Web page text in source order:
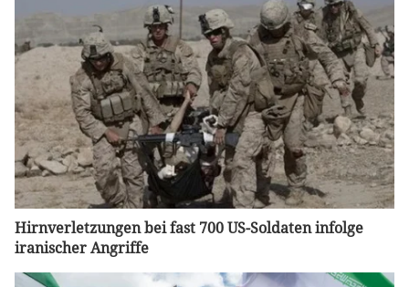
Hirnverletzungen bei fast 700 US-Soldaten infolge
iranischer Angriffe